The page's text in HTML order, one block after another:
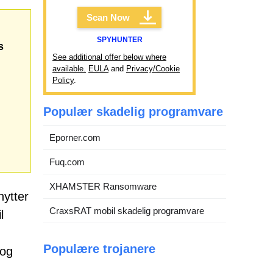
Scan Now
SPYHUNTER
See additional offer below where
available. EULAand Privacy/Cookie
Policy.
Populær skadelig programvare
Eporner.com
Fuq.com
XHAMSTER Ransomware
CraxsRAT mobil skadelig programvare
Populære trojanere